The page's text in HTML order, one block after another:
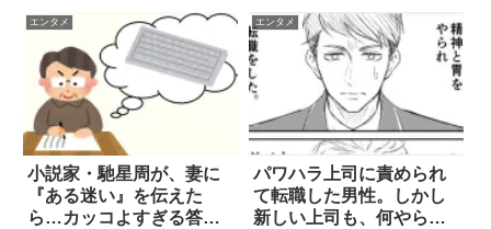
エンタメ
小説家・馳星周が、妻に
『ある迷い』を伝えた
ら…カッコよすぎる答
エンタメ
パワハラ上司に責められ
て転職した男性。しかし
新しい上司も、何やら怪